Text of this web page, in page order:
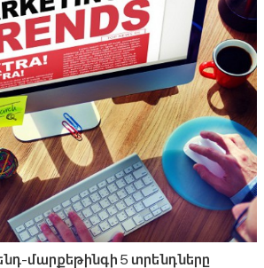
մարքեթինգի 5 տրենդները